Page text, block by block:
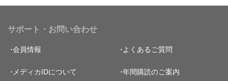
サポート・お問い合わせ
会員情報 よくあるご質問
メディカIDについて 年間購読のご案内